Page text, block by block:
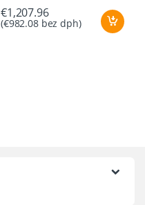
€1,207.96
(€982.08bez dph)